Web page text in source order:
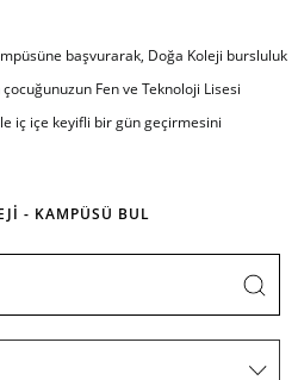
başvurarak, Doğa Koleji bursluluk
Fen ve Teknoloji Lisesi
iç içe keyifli bir gün geçirmesini
- KAMPÜSÜ BUL